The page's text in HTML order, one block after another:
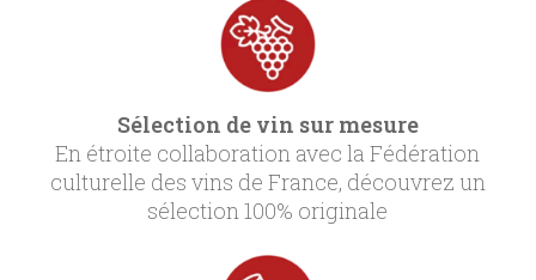
Sélection de vin sur mesure
En étroite collaboration avec la Fédération
culturelle des vins de France, découvrez un
sélection 100% originale